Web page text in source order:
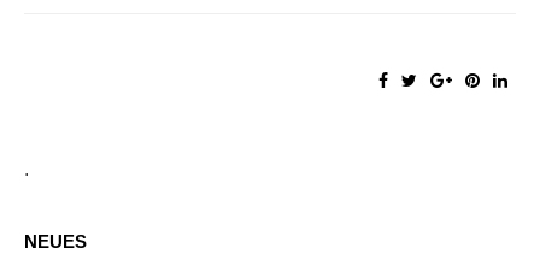
.
NEUES